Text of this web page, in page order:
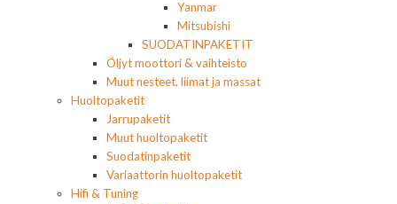
Yanmar
Mitsubishi
SUODATINPAKETIT
Öljyt moottori & vaihteisto
Muut nesteet, liimat ja massat
Huoltopaketit
Jarrupaketit
Muut huoltopaketit
Suodatinpaketit
Variaattorin huoltopaketit
Hifi & Tuning